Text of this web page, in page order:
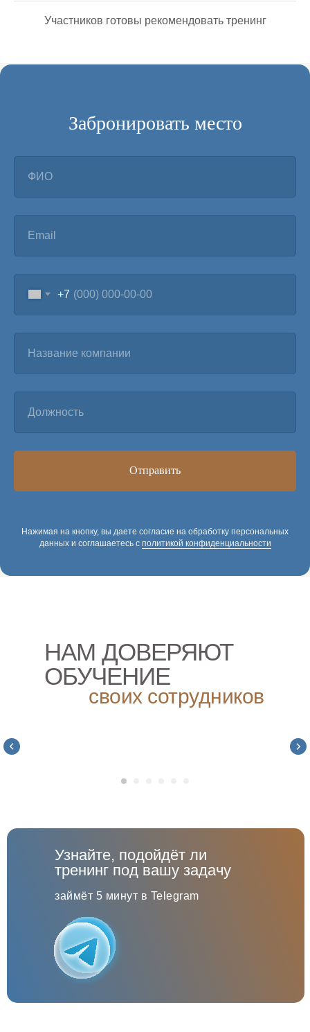
Участников готовы рекомендовать тренинг
Забронировать место
ФИО
Email
+7
Название компании
Должность
Отправить
Нажимая на кнопку, вы даете согласие на обработку персональных
данных и соглашаетесь c политикой конфиденциальности
НАМ ДОВЕРЯЮТ
ОБУЧЕНИЕ
своих сотрудников
займёт 5 минут в Telegram
Узнайте, подойдёт ли
тренинг под вашу задачу